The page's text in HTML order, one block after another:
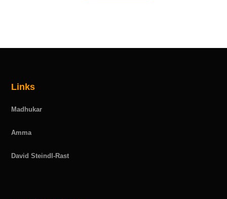
Links
Madhukar
Amma
David Steindl-Rast